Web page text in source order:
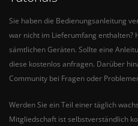
Sie haben die Bedienungsanleitung
war nicht im Lieferumfang enthalten?
sämtlichen Geräten. Sollte eine
diese kostenlos anfragen. Darüber
Community bei Fragen oder
Werden Sie ein Teil einer täglich
Mitgliedschaft ist selbstverständlich